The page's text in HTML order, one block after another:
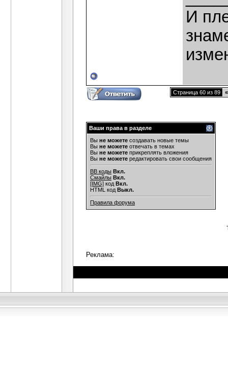
И
Страница 60 из 89 «
Ваши права в разделе
Вы не можете создавать новые темы
Вы не можете отвечать в темах
Вы не можете прикреплять вложения
Вы не можете редактировать свои сообщения
BB коды Вкл.
Смайлы Вкл.
[IMG] код Вкл.
HTML код Выкл.
Правила форума
Реклама: